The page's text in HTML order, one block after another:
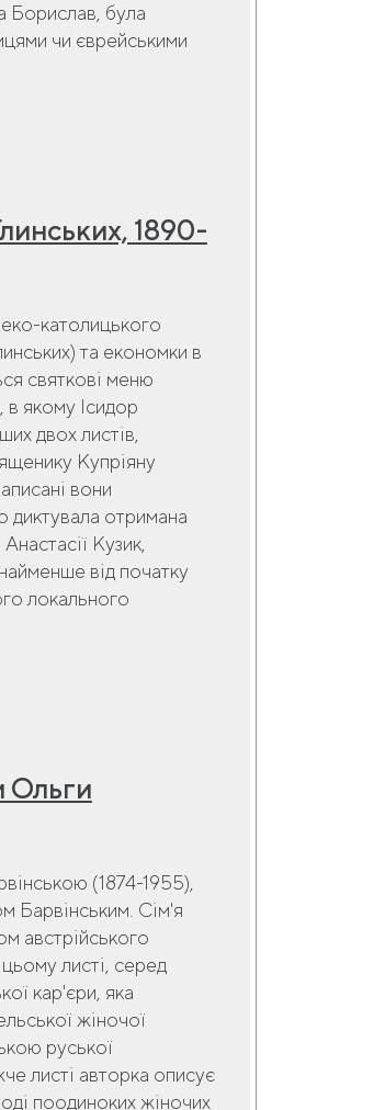
Борислав, була
чи єврейськими
1890-
католицького
та економки в
святкові меню
в якому Ісидор
двох листів,
Купріяну
вони
диктувала отримана
Кузик,
від початку
локального
Ольги
(1874-1955),
Барвінським. Сім'я
австрійського
листі, серед
кар'єри, яка
жіночої
руської
листі авторка описує
поодиноких жіночих